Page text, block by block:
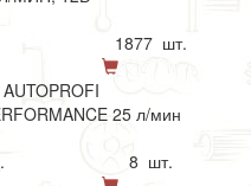
1877 шт.
AUTOPROFI
25 л/мин
8 шт.